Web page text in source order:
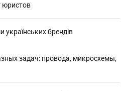
юристов
українських брендів
задач: провода, микросхемы,